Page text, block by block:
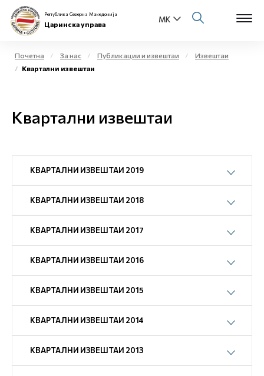
Физички лица
Е-Царина
Медиа центар
Контакт
Е-Весник
Република Северна Македонија
Царинска управа
Почетна За нас Публикации и извештаи
Извештаи
Квартални извештаи
Квартални извештаи
КВАРТАЛНИ ИЗВЕШТАИ 2019
КВАРТАЛНИ ИЗВЕШТАИ 2018
КВАРТАЛНИ ИЗВЕШТАИ 2017
КВАРТАЛНИ ИЗВЕШТАИ 2016
КВАРТАЛНИ ИЗВЕШТАИ 2015
КВАРТАЛНИ ИЗВЕШТАИ 2014
КВАРТАЛНИ ИЗВЕШТАИ 2013